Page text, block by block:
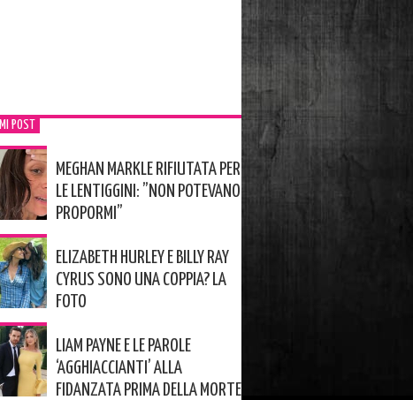
POST
MEGHAN MARKLE RIFIUTATA PER
LE LENTIGGINI: ”NON POTEVANO
PROPORMI”
ELIZABETH HURLEY E BILLY RAY
CYRUS SONO UNA COPPIA? LA
FOTO
LIAM PAYNE E LE PAROLE
‘AGGHIACCIANTI’ ALLA
FIDANZATA PRIMA DELLA MORTE